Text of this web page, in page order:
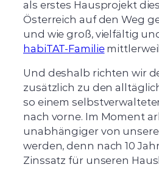
als erstes Hausprojekt
Österreich auf den Weg
und wie groß, vielfältig
habiTAT-Familie
Und deshalb richten wir
zusätzlich zu den
so einem
nach vorne. Im Moment
unabhängiger von
werden, denn nach 10
Zinssatz für unseren